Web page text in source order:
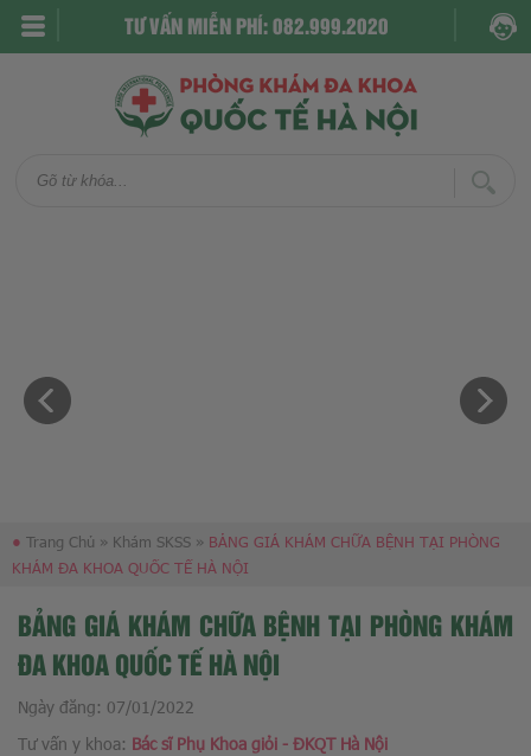
TƯ VẤN MIỄN PHÍ: 082.999.2020
● Trang Chủ » Khám SKSS » BẢNG GIÁ KHÁM CHỮA BỆNH TẠI PHÒNG
KHÁM ĐA KHOA QUỐC TẾ HÀ NỘI
BẢNG GIÁ KHÁM CHỮA BỆNH TẠI PHÒNG KHÁM
ĐA KHOA QUỐC TẾ HÀ NỘI
Ngày đăng: 07/01/2022
Tư vấn y khoa: Bác sĩ Phụ Khoa giỏi - ĐKQT Hà Nội